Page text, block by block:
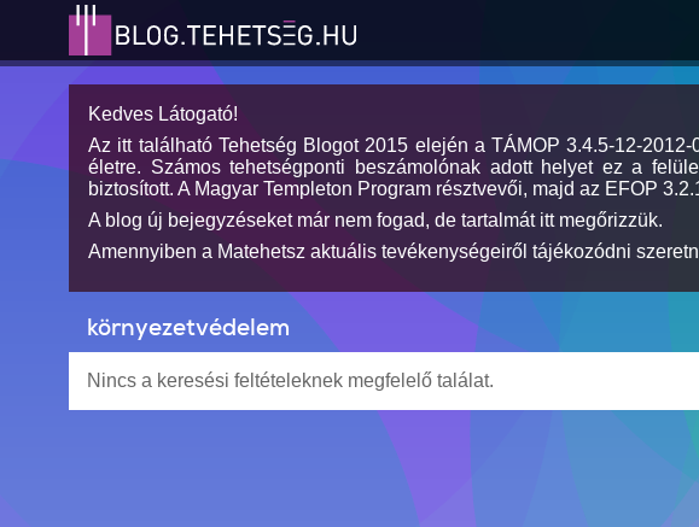
Kedves Látogató!
Az itt található Tehetség Blogot 2015 elején a TÁMOP 3.4.5-12-
életre. Számos tehetségponti beszámolónak adott helyet ez a
biztosított. A Magyar Templeton Program résztvevői, majd az EFOP
A blog új bejegyzéseket már nem fogad, de tartalmát itt megőrizzük.
Amennyiben a Matehetsz aktuális tevékenységeiről tájékozódni
környezetvédelem
Nincs a keresési feltételeknek megfelelő találat.